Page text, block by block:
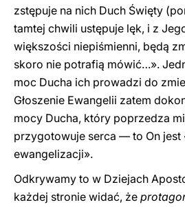
zstępuje na nich Duch Święty
tamtej chwili ustępuje lęk, i z
większości niepiśmienni, będą
skoro nie potrafią mówić…».
moc Ducha ich prowadzi do
Głoszenie Ewangelii zatem
mocy Ducha, który poprzedza
przygotowuje serca — to On jest
ewangelizacji».
Odkrywamy to w Dziejach
każdej stronie widać, że